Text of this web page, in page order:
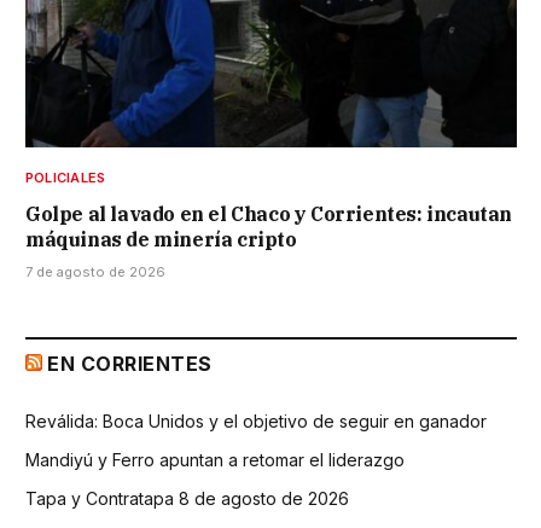
POLICIALES
Golpe al lavado en el Chaco y Corrientes: incautan
máquinas de minería cripto
7 de agosto de 2026
EN CORRIENTES
Reválida: Boca Unidos y el objetivo de seguir en ganador
Mandiyú y Ferro apuntan a retomar el liderazgo
Tapa y Contratapa 8 de agosto de 2026